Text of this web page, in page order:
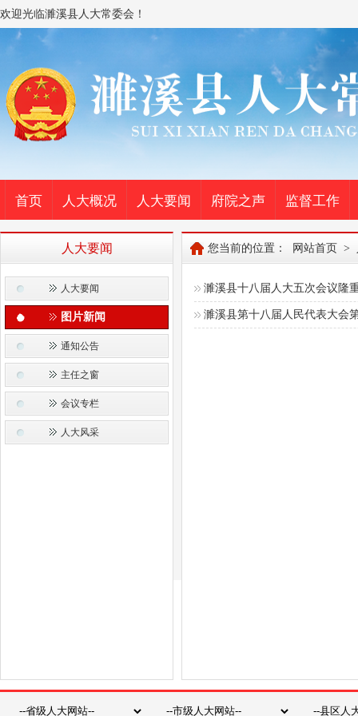
欢迎光临濉溪县人大常委会！
首页 人大概况 人大要闻 府院之声 监督工作
人大要闻
人大要闻
图片新闻
通知公告
主任之窗
会议专栏
人大风采
您当前的位置： 网站首页 >
濉溪县十八届人大五次会议隆
濉溪县第十八届人民代表大会